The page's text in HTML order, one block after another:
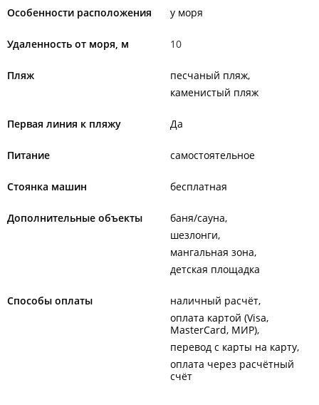
Особенности расположения у моря
Удаленность от моря, м 10
Пляж
песчаный пляж
каменистый пляж
Первая линия к пляжу Да
Питание самостоятельное
Стоянка машин бесплатная
Дополнительные объекты
баня/сауна
шезлонги
мангальная зона
детская площадка
Способы оплаты
наличный расчёт
оплата картой (Visa,
MasterCard, МИР)
перевод с карты на карту
оплата через расчётный
счёт